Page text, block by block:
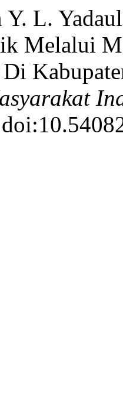
L.
Melalui